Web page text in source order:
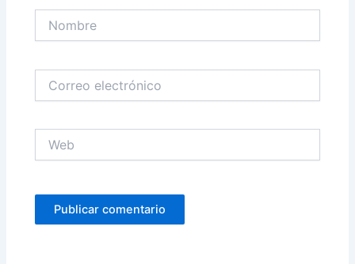
electrónico